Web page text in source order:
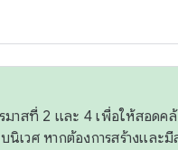
มาสที่ 2 และ 4 เพื่อให้สอดค
วศ หากต้องการสร้างและ